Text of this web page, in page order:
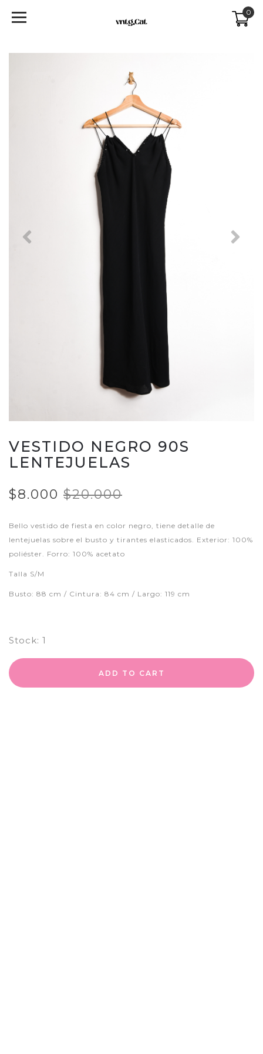
0
Previous Next
VESTIDO NEGRO 90S
LENTEJUELAS
$8.000 $20.000
Bello vestido de fiesta en color negro, tiene detalle de
lentejuelas sobre el busto y tirantes elasticados. Exterior: 100%
poliéster. Forro: 100% acetato
Talla S/M
Busto: 88 cm / Cintura: 84 cm / Largo: 119 cm
Stock: 1
ADD TO CART